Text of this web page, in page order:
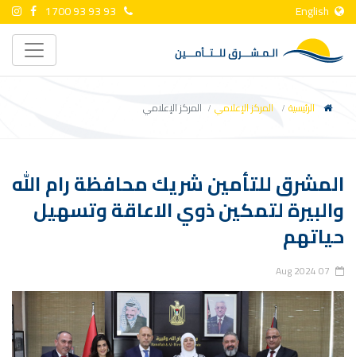
1700 93 93 93
الرئيسية المركز الإعلامي المركز الإعلامي
المشرق للتأمين شريك محافظة رام الله
والبيرة لتمكين ذوي الاعاقة وتسهيل
حياتهم
07 Aug 2024